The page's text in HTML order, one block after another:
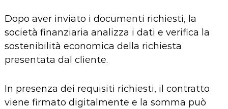
Dopo aver inviato i documenti richiesti, la
società finanziaria analizza i dati e verifica la
sostenibilità economica della richiesta
presentata dal cliente.
In presenza dei requisiti richiesti, il contratto
viene firmato digitalmente e la somma può